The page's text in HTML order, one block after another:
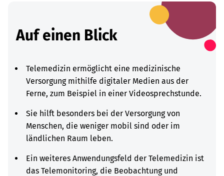
Auf einen Blick
Telemedizin ermöglicht eine medizinische
Versorgung mithilfe digitaler Medien aus der
Ferne, zum Beispiel in einer Videosprechstunde.
Sie hilft besonders bei der Versorgung von
Menschen, die weniger mobil sind oder im
ländlichen Raum leben.
Ein weiteres Anwendungsfeld der Telemedizin ist
das Telemonitoring, die Beobachtung und